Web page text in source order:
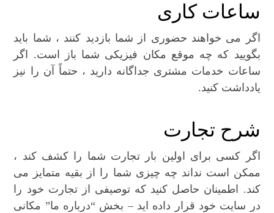
ساعات کاری
اگر می خواهند حضوری از شما بازدید کنند ، شما باید
بگویید که چه موقع مکان فیزیکی شما باز است. اگر
ساعات خدمات مشتری جداگانه دارید ، حتماً آن را نیز
یادداشت کنید.
شرح تجارت
اگر کسی برای اولین بار تجارت شما را کشف کند ،
ممکن است نداند چه چیزی شما را از بقیه متمایز می
کند. اطمینان حاصل کنید که توصیفی از تجارت خود را
در سایت خود قرار داده اید – بخش “درباره ما” مکانی